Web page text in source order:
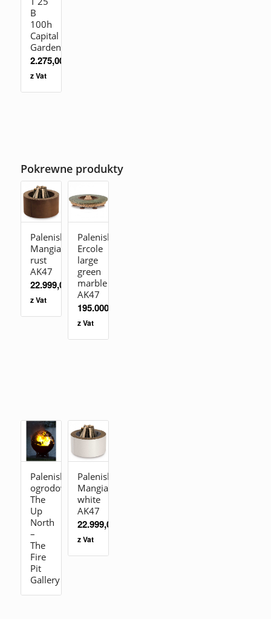
B
100h
Capital
Garden
2.275,00
z Vat
Pokrewne produkty
Palenisko
Mangiafuoco
rust
AK47
22.999,00
z Vat
Palenisko
Ercole
large
green
marble
AK47
195.000,00
z Vat
Palenisko
ogrodowe
The
Up
North
–
The
Fire
Pit
Gallery
Palenisko
Mangiafuoco
white
AK47
22.999,00
z Vat